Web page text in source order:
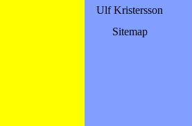
Ulf Kristersson
Sitemap